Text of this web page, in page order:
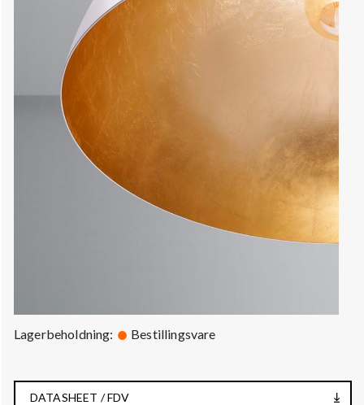
Lagerbeholdning: Bestillingsvare
DATASHEET / FDV